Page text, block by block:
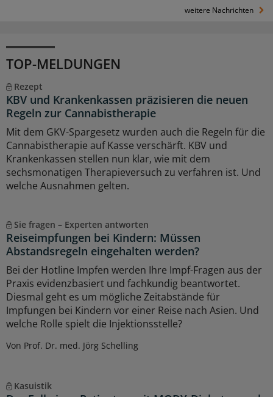
weitere Nachrichten
TOP-MELDUNGEN
Rezept
KBV und Krankenkassen präzisieren die neuen
Regeln zur Cannabistherapie
Mit dem GKV-Spargesetz wurden auch die Regeln für die
Cannabistherapie auf Kasse verschärft. KBV und
Krankenkassen stellen nun klar, wie mit dem
sechsmonatigen Therapieversuch zu verfahren ist. Und
welche Ausnahmen gelten.
Sie fragen – Experten antworten
Reiseimpfungen bei Kindern: Müssen
Abstandsregeln eingehalten werden?
Bei der Hotline Impfen werden Ihre Impf-Fragen aus der
Praxis evidenzbasiert und fachkundig beantwortet.
Diesmal geht es um mögliche Zeitabstände für
Impfungen bei Kindern vor einer Reise nach Asien. Und
welche Rolle spielt die Injektionsstelle?
Von Prof. Dr. med. Jörg Schelling
Kasuistik